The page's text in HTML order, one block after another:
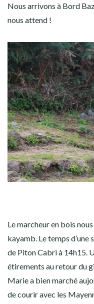
Nous arrivons à Bord
nous attend !
Le marcheur en bois
kayamb. Le temps
de Piton Cabri à 14h15.
étirements au retour du
Marie a bien marché
de courir avec les